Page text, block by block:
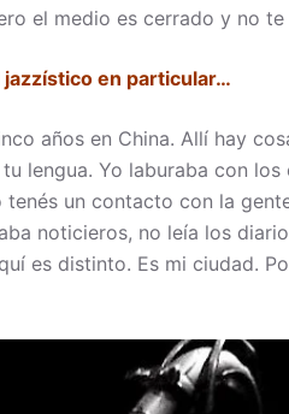
el medio es cerrado y no
en particular…
años en China. Allí hay
lengua. Yo laburaba con
un contacto con la
noticieros, no leía los
es distinto. Es mi ciudad.